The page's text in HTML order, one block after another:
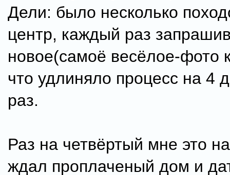
Дели: было несколько
центр, каждый раз
новое(самоё весёлое-фото
что удлиняло процесс на 4
раз.
Раз на четвёртый мне это
ждал проплаченый дом и